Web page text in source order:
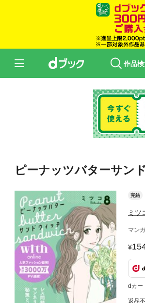
作品
ピーナッツバターサン
完結
ミツ
マンガ
dカー
返品